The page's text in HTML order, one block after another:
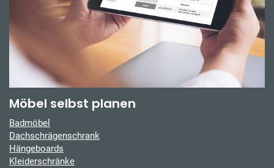
Möbel selbst planen
Badmöbel
Dachschrägenschrank
Hängeboards
Kleiderschränke